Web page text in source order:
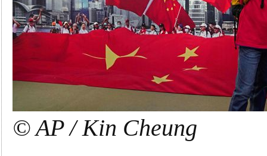
© AP / Kin Cheung